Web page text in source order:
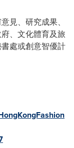
見、研究成果、
、文化體育及旅
處或創意智優計